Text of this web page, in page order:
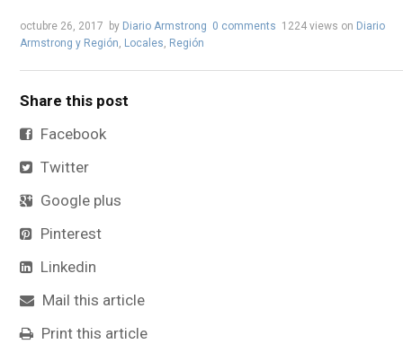
octubre 26, 2017 by Diario Armstrong 0 comments 1224 views on Diario
Armstrong y Región, Locales, Región
Share this post
Facebook
Twitter
Google plus
Pinterest
Linkedin
Mail this article
Print this article